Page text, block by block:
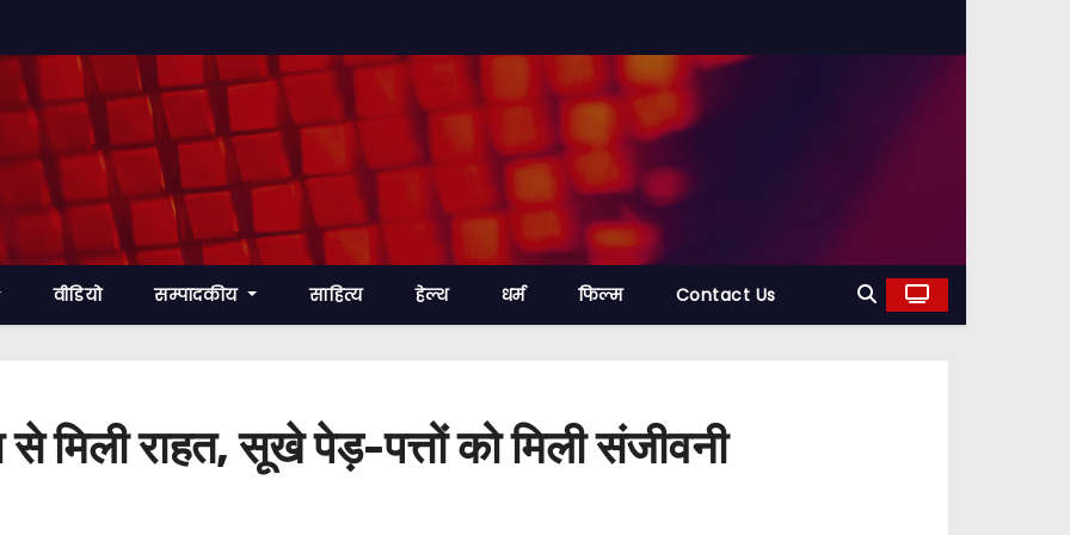
वीडियो सम्पादकीय साहित्य हेल्थ धर्म फिल्म Contact Us
से मिली राहत, सूखे पेड़-पत्तों को मिली संजीवनी